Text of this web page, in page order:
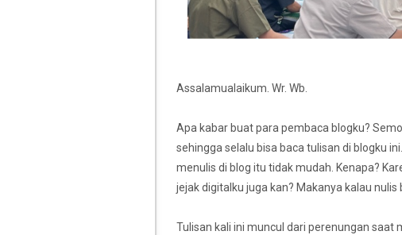
Assalamualaikum. Wr. Wb.
Apa kabar buat para pembaca blogku?
sehingga selalu bisa baca tulisan di blogku
menulis di blog itu tidak mudah. Kenapa?
jejak digitalku juga kan? Makanya kalau
Tulisan kali ini muncul dari perenungan